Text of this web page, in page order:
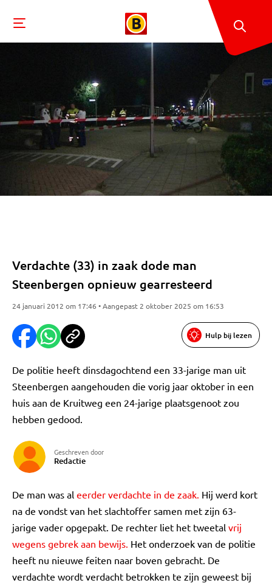
Verdachte (33) in zaak dode man
Steenbergen opnieuw gearresteerd
24 januari 2012 om 17:46 • Aangepast 2 oktober 2025 om 16:53
Hulp bij lezen
De politie heeft dinsdagochtend een 33-jarige man uit
Steenbergen aangehouden die vorig jaar oktober in een
huis aan de Kruitweg een 24-jarige plaatsgenoot zou
hebben gedood.
Geschreven door
Redactie
De man was al eerder verdachte in de zaak. Hij werd kort
na de vondst van het slachtoffer samen met zijn 63-
jarige vader opgepakt. De rechter liet het tweetal vrij
wegens gebrek aan bewijs. Het onderzoek van de politie
heeft nu nieuwe feiten naar boven gebracht. De
verdachte wordt verdacht betrokken te zijn geweest bij